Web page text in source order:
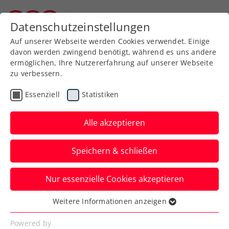
Aktuelle News
News filtern
Datenschutzeinstellungen
Auf unserer Webseite werden Cookies verwendet. Einige
davon werden zwingend benötigt, während es uns andere
ermöglichen, Ihre Nutzererfahrung auf unserer Webseite
zu verbessern.
Essenziell Statistiken
Alle akzeptieren
Speichern & schließen
Nur essenzielle Cookies akzeptieren
Essenziell
Essenzielle Cookies werden für grundlegende
Weitere Informationen anzeigen
Powered by